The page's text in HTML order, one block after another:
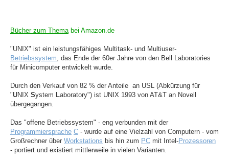
Bücher zum Themabei Amazon.de
"UNIX" ist ein leistungsfähiges Multitask- und Multiuser-
Betriebssystem, das Ende der 60er Jahre von den Bell Laboratories
für Minicomputer entwickelt wurde.
Durch den Verkauf von 82 % der Anteile an USL (Abkürzung für
"UNIX System Laboratory") ist UNIX 1993 von AT&T an Novell
übergegangen.
Das "offene Betriebssystem" - eng verbunden mit der
Programmiersprache C - wurde auf eine Vielzahl von Computern - vom
Großrechner über Workstations bis hin zum PC mit Intel-Prozessoren
- portiert und existiert mittlerweile in vielen Varianten.